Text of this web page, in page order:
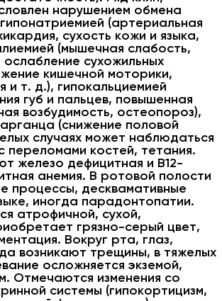
нарушением обмена
(артериальная
сухость кожи и языка,
(мышечная слабость,
сухожильных
кишечной моторики,
и т. д.), гипокальциемией
губ и пальцев, повышенная
возбудимость, остеопороз),
(снижение половой
случаях может наблюдаться
переломами костей, тетания.
железо дефицитная и В12-
анемия. В ротовой полости
процессы, десквамативные
иногда парадонтопатии.
атрофичной, сухой,
грязно-серый цвет,
Вокруг рта, глаз,
возникают трещины, в тяжелых
осложняется экземой,
Отмечаются изменения со
системы (гипокортицизм,